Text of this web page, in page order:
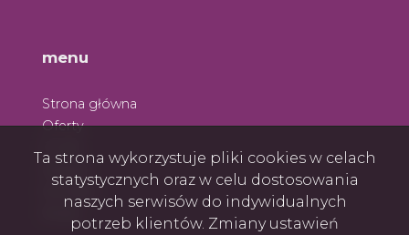
menu
Strona główna
Oferty
Kontakt
Ta strona wykorzystuje pliki cookies w celach
statystycznych oraz w celu dostosowania
naszych serwisów do indywidualnych
potrzeb klientów. Zmiany ustawień